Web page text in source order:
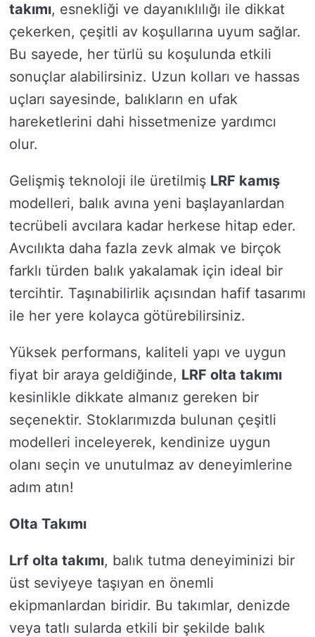
takımı, esnekliği ve dayanıklılığı ile dikkat
çekerken, çeşitli av koşullarına uyum sağlar.
Bu sayede, her türlü su koşulunda etkili
sonuçlar alabilirsiniz. Uzun kolları ve hassas
uçları sayesinde, balıkların en ufak
hareketlerini dahi hissetmenize yardımcı
olur.
Gelişmiş teknoloji ile üretilmiş LRF kamış
modelleri, balık avına yeni başlayanlardan
tecrübeli avcılara kadar herkese hitap eder.
Avcılıkta daha fazla zevk almak ve birçok
farklı türden balık yakalamak için ideal bir
tercihtir. Taşınabilirlik açısından hafif tasarımı
ile her yere kolayca götürebilirsiniz.
Yüksek performans, kaliteli yapı ve uygun
fiyat bir araya geldiğinde, LRF olta takımı
kesinlikle dikkate almanız gereken bir
seçenektir. Stoklarımızda bulunan çeşitli
modelleri inceleyerek, kendinize uygun
olanı seçin ve unutulmaz av deneyimlerine
adım atın!
Olta Takımı
Lrf olta takımı, balık tutma deneyiminizi bir
üst seviyeye taşıyan en önemli
ekipmanlardan biridir. Bu takımlar, denizde
veya tatlı sularda etkili bir şekilde balık